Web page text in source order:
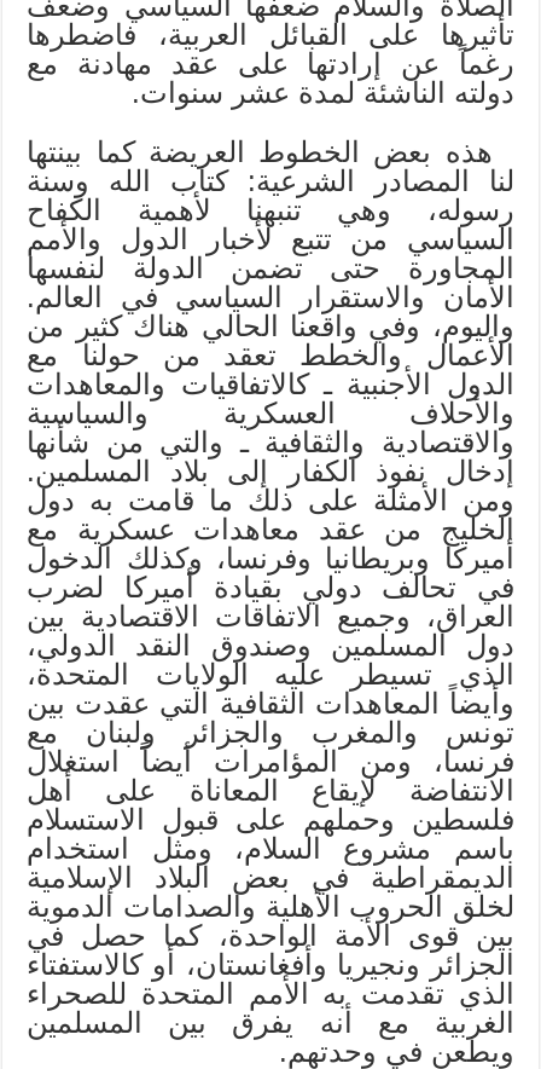
تأثيرها على القبائل العربية، فاضطرها
رغماً عن إرادتها على عقد مهادنة مع
دولته الناشئة لمدة عشر سنوات.
هذه بعض الخطوط العريضة كما بينتها
لنا المصادر الشرعية: كتاب الله وسنة
رسوله، وهي تنبهنا لأهمية الكفاح
السياسي من تتبع لأخبار الدول والأمم
المجاورة حتى تضمن الدولة لنفسها
الأمان والاستقرار السياسي في العالم.
واليوم، وفي واقعنا الحالي هناك كثير من
الأعمال والخطط تعقد من حولنا مع
الدول الأجنبية ـ كالاتفاقيات والمعاهدات
والأحلاف العسكرية والسياسية
والاقتصادية والثقافية ـ والتي من شأنها
إدخال نفوذ الكفار إلى بلاد المسلمين.
ومن الأمثلة على ذلك ما قامت به دول
الخليج من عقد معاهدات عسكرية مع
أميركا وبريطانيا وفرنسا، وكذلك الدخول
في تحالف دولي بقيادة أميركا لضرب
العراق، وجميع الاتفاقات الاقتصادية بين
دول المسلمين وصندوق النقد الدولي،
الذي تسيطر عليه الولايات المتحدة،
وأيضاً المعاهدات الثقافية التي عقدت بين
تونس والمغرب والجزائر ولبنان مع
فرنسا، ومن المؤامرات أيضاً استغلال
الانتفاضة لإيقاع المعاناة على أهل
فلسطين وحملهم على قبول الاستسلام
باسم مشروع السلام، ومثل استخدام
الديمقراطية في بعض البلاد الإسلامية
لخلق الحروب الأهلية والصدامات الدموية
بين قوى الأمة الواحدة، كما حصل في
الجزائر ونجيريا وأفغانستان، أو كالاستفتاء
الذي تقدمت به الأمم المتحدة للصحراء
الغربية مع أنه يفرق بين المسلمين
ويطعن في وحدتهم.